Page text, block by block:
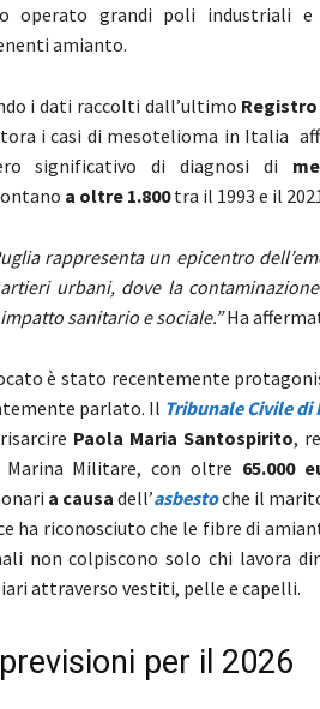
operato grandi poli industriali
amianto.
i dati raccolti dall’ultimo
i casi di mesotelioma in Italia
significativo di diagnosi di
a oltre 1.800tra il 1993 e il
rappresenta un epicentro
urbani, dove la
sanitario e sociale.”Ha
è stato recentemente
parlato. Il Tribunale Civile di
Paola Maria Santospirito,
Marina Militare, con oltre 65.000
a causa dell’asbestoche il
ha riconosciuto che le fibre di
non colpiscono solo chi lavora
attraverso vestiti, pelle e capelli.
per il 2026